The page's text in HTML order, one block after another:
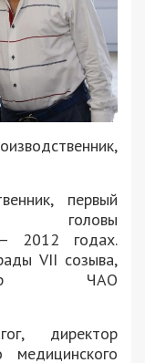
первый
головы
2012 годах.
VII созыва,
ЧАО
директор
медицинского